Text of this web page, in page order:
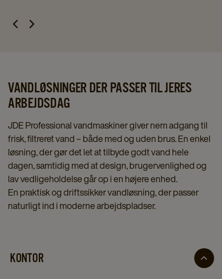
VANDLØSNINGER DER PASSER TIL JERES
ARBEJDSDAG
JDE Professional vandmaskiner giver nem adgang til
frisk, filtreret vand – både med og uden brus. En enkel
løsning, der gør det let at tilbyde godt vand hele
dagen, samtidig med at design, brugervenlighed og
lav vedligeholdelse går op i en højere enhed.
En praktisk og driftssikker vandløsning, der passer
naturligt ind i moderne arbejdspladser.
KONTOR